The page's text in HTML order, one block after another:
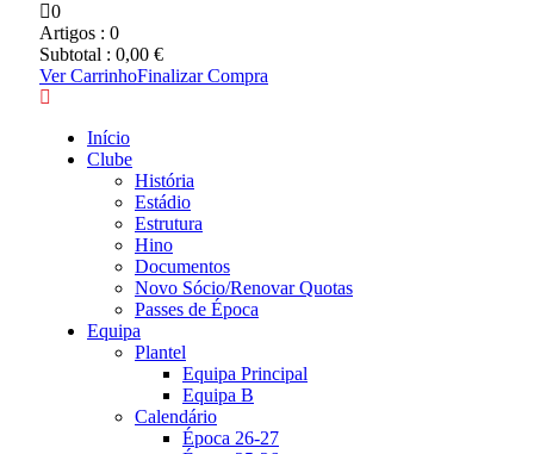
0
Artigos : 0
Subtotal : 0,00 €
Ver CarrinhoFinalizar Compra
Início
Clube
História
Estádio
Estrutura
Hino
Documentos
Novo Sócio/Renovar Quotas
Passes de Época
Equipa
Plantel
Equipa Principal
Equipa B
Calendário
Época 26-27